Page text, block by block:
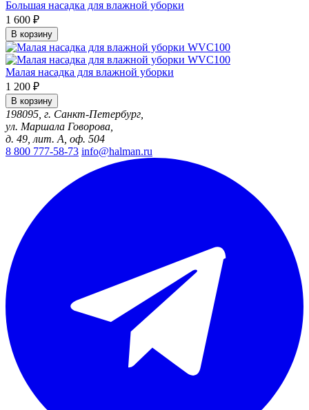
Большая насадка для влажной уборки
1 600 ₽
В корзину
Малая насадка для влажной уборки
1 200 ₽
В корзину
198095, г. Санкт-Петербург,
ул. Маршала Говорова,
д. 49, лит. А, оф. 504
8 800 777-58-73 info@halman.ru